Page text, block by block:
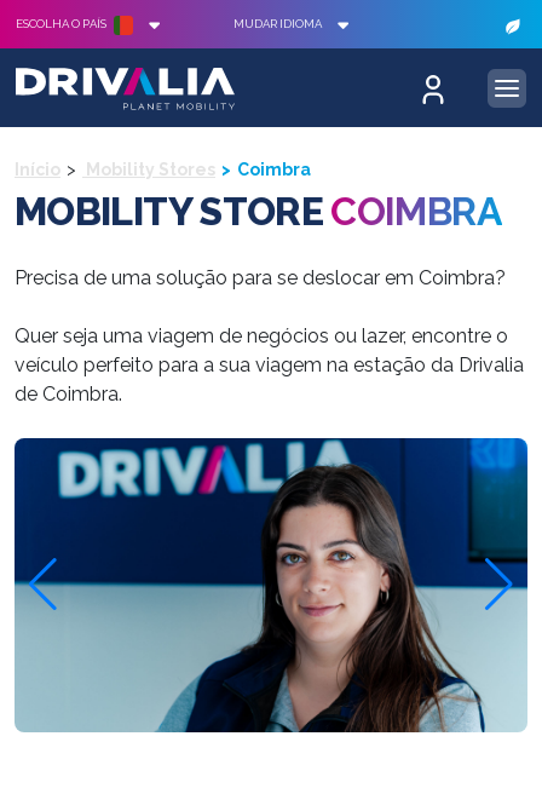
ESCOLHA O PAÍS MUDAR IDIOMA
Início Mobility Stores Coimbra
MOBILITY STORECOIMBRA
Precisa de uma solução para se deslocar em Coimbra?
Quer seja uma viagem de negócios ou lazer, encontre o
veículo perfeito para a sua viagem na estação da Drivalia
de Coimbra.